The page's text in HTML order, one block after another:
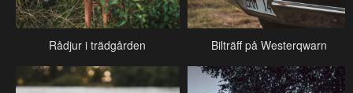
Rådjur i trädgården Bilträff på Westerqwarn